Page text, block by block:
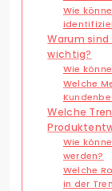
Wie
Warum
wichtig?
Wie
Welche
Welche
Wie
werden?
Welche
in der